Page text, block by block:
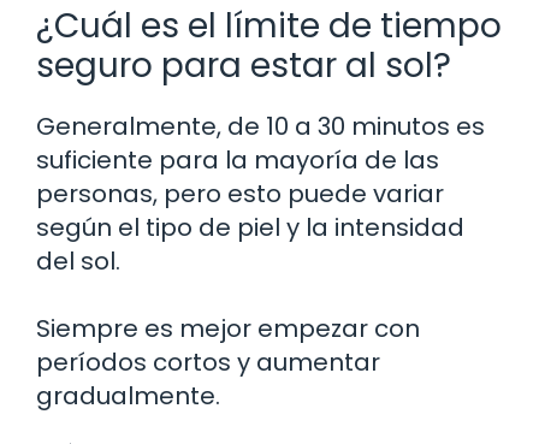
¿Cuál es el límite de tiempo
seguro para estar al sol?
Generalmente, de 10 a 30 minutos es
suficiente para la mayoría de las
personas, pero esto puede variar
según el tipo de piel y la intensidad
del sol.
Siempre es mejor empezar con
períodos cortos y aumentar
gradualmente.